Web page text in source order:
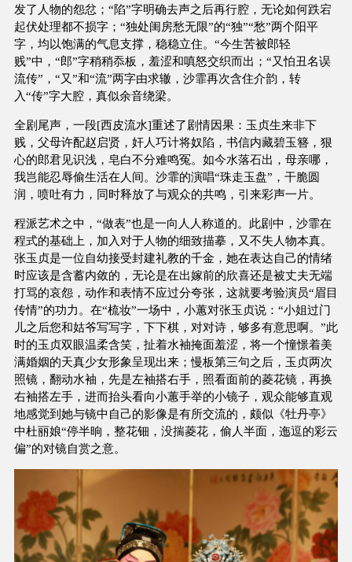
发了人物的怨忿；“陷”字明确去声之后再行腔，无论如何跌宕
起伏处理都不损字；“独处闺房愁无限”的“独”“愁”两个阳平
字，均以饱满的气息支撑，稳稳立住。“今生苦被郎轻
贱”中，“郎”字稍稍忝板，羞涩和嗔怒交织而出；“又怕丑名误
流传”，“又”和“流”两字由求辙，沙霏再次含住介韵，转
入“传”字大腔，真似余音绕梁。
全剧尾声，一段[西皮流水]重述了剧情因果：玉贞生来非下
贱，父母许配赵启贤，奸人巧计将奴陷，书信内藏碧玉簪，狠
心的郎君见识浅，皂白不分难鸣冤。如今水落石出，母亲哪，
我岂能忍辱偷生活在人间。沙霏的演唱“珠走玉盘”，干脆圆
润，喷吐有力，同时释放了与观众的共鸣，引来彩声一片。
程派艺术之中，“做表”也是一向人人称道的。此剧中，沙霏在
程式的基础上，加入对于人物的细致描摹，又不失人物本真。
张玉贞是一位自幼接受封建礼教的千金，她在表达自己的情绪
时应该是含蓄内敛的，无论是在出嫁前的欣喜还是被丈夫无端
打骂的哀怨，动作和表情不应过分夸张，这就要考验演员“眉目
传情”的功力。在“梳妆”一场中，小蕙对张玉贞说：“小姐过门
儿之后您和姑爷写写字，下下棋，对对诗，够多有意思啊。”此
时的玉贞双眼温柔含笑，扯着水袖掩面羞涩，将一个憧憬着美
满婚姻的天真少女形象呈现出来；慢板第三句之后，玉贞两次
照镜，翻动水袖，先是左袖搭右手，照看面前的菱花镜，再换
右袖搭左手，进而抬头看向小蕙手举的小镜子，观众能够直观
地感觉到她与镜中自己的影像是有所交流的，颇似《牡丹亭》
中杜丽娘“停半晌，整花钿，没揣菱花，偷人半面，迤逗的彩云
偏”的对镜自赏之意。